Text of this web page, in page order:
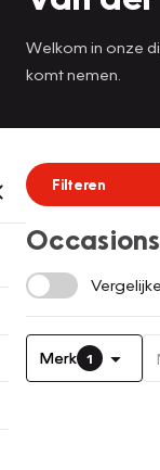
Welkom in onze
komt nemen.
Filteren
Occasions
Merk 1